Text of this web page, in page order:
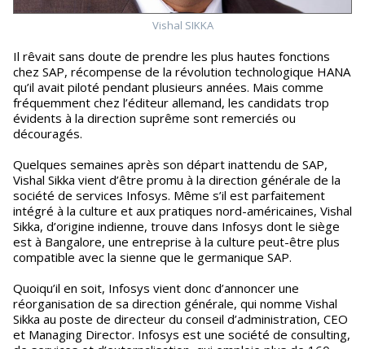
Vishal SIKKA
Il rêvait sans doute de prendre les plus hautes fonctions
chez SAP, récompense de la révolution technologique HANA
qu’il avait piloté pendant plusieurs années. Mais comme
fréquemment chez l’éditeur allemand, les candidats trop
évidents à la direction suprême sont remerciés ou
découragés.
Quelques semaines après son départ inattendu de SAP,
Vishal Sikka vient d’être promu à la direction générale de la
société de services Infosys. Même s’il est parfaitement
intégré à la culture et aux pratiques nord-américaines, Vishal
Sikka, d’origine indienne, trouve dans Infosys dont le siège
est à Bangalore, une entreprise à la culture peut-être plus
compatible avec la sienne que le germanique SAP.
Quoiqu’il en soit, Infosys vient donc d’annoncer une
réorganisation de sa direction générale, qui nomme Vishal
Sikka au poste de directeur du conseil d’administration, CEO
et Managing Director. Infosys est une société de consulting,